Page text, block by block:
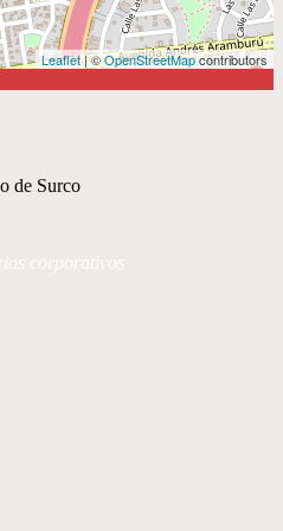
Leaflet| ©OpenStreetMapcontributors
de Surco
corporativos